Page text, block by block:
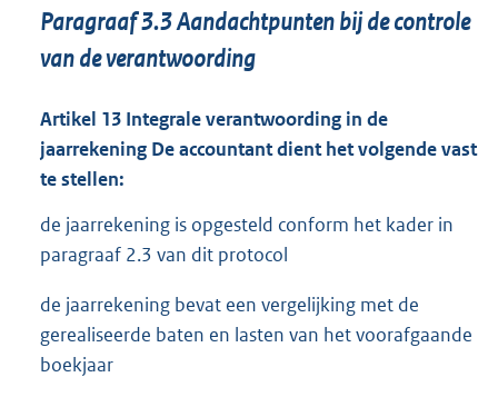
Paragraaf 3.3Aandachtpunten bij de controle
van de verantwoording
Artikel 13 Integrale verantwoording in de
jaarrekening De accountant dient het volgende vast
te stellen:
de jaarrekening is opgesteld conform het kader in
paragraaf 2.3 van dit protocol
de jaarrekening bevat een vergelijking met de
gerealiseerde baten en lasten van het voorafgaande
boekjaar